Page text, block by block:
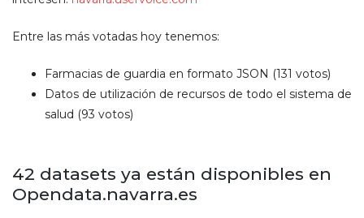
Entre las más votadas hoy tenemos:
Farmacias de guardia en formato JSON (131 votos)
Datos de utilización de recursos de todo el sistema de
salud (93 votos)
42 datasets ya están disponibles en
Opendata.navarra.es